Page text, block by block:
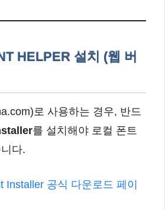
HELPER 설치 (웹 버
로 사용하는 경우, 반드
를 설치해야 로컬 폰트
다.
Installer 공식 다운로드 페이